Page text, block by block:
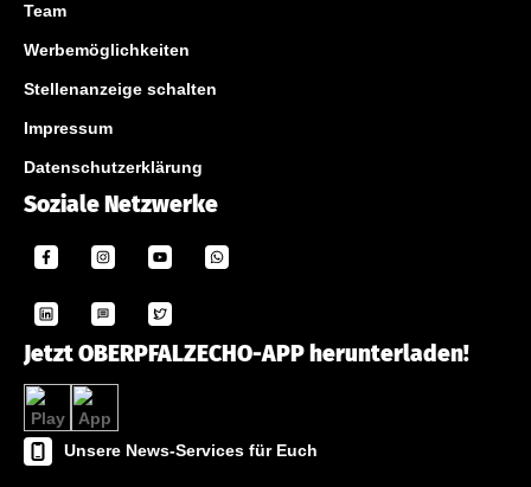
Team
Werbemöglichkeiten
Stellenanzeige schalten
Impressum
Datenschutzerklärung
Soziale Netzwerke
Jetzt OBERPFALZECHO-APP herunterladen!
Unsere News-Services für Euch